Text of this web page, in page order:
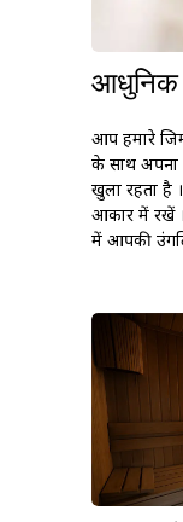
आधुनिक
आप हमारे
के साथ अपना
खुला रहता है ।
आकार में रखें
में आपकी